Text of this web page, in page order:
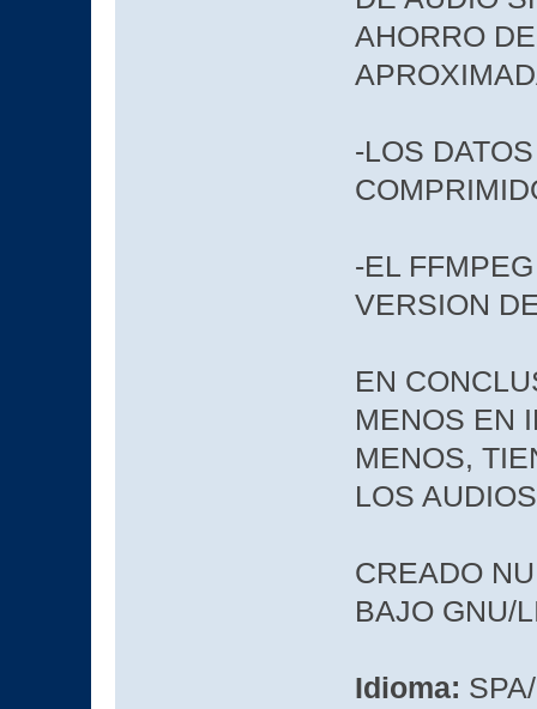
AHORRO
-LOS
-EL
VERSION
EN
MENOS EN
MENOS,
LOS
CREADO
BAJO GNU/
Idioma: